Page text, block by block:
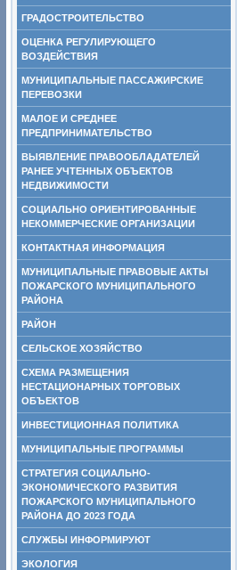
ГРАДОСТРОИТЕЛЬСТВО
ОЦЕНКА РЕГУЛИРУЮЩЕГО
ВОЗДЕЙСТВИЯ
МУНИЦИПАЛЬНЫЕ ПАССАЖИРСКИЕ
ПЕРЕВОЗКИ
МАЛОЕ И СРЕДНЕЕ
ПРЕДПРИНИМАТЕЛЬСТВО
ВЫЯВЛЕНИЕ ПРАВООБЛАДАТЕЛЕЙ
РАНЕЕ УЧТЕННЫХ ОБЪЕКТОВ
НЕДВИЖИМОСТИ
СОЦИАЛЬНО ОРИЕНТИРОВАННЫЕ
НЕКОММЕРЧЕСКИЕ ОРГАНИЗАЦИИ
КОНТАКТНАЯ ИНФОРМАЦИЯ
МУНИЦИПАЛЬНЫЕ ПРАВОВЫЕ АКТЫ
ПОЖАРСКОГО МУНИЦИПАЛЬНОГО
РАЙОНА
РАЙОН
СЕЛЬСКОЕ ХОЗЯЙСТВО
СХЕМА РАЗМЕЩЕНИЯ
НЕСТАЦИОНАРНЫХ ТОРГОВЫХ
ОБЪЕКТОВ
ИНВЕСТИЦИОННАЯ ПОЛИТИКА
МУНИЦИПАЛЬНЫЕ ПРОГРАММЫ
СТРАТЕГИЯ СОЦИАЛЬНО-
ЭКОНОМИЧЕСКОГО РАЗВИТИЯ
ПОЖАРСКОГО МУНИЦИПАЛЬНОГО
РАЙОНА ДО 2023 ГОДА
СЛУЖБЫ ИНФОРМИРУЮТ
ЭКОЛОГИЯ